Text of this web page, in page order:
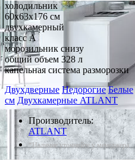
холодильник
60x63x176 см
двухкамерный
класс A
морозильник снизу
общий объем 328 л
капельная система разморозки
Двухдверные Недорогие Белые
см Двухкамерные ATLANT
Производитель:
ATLANT
*Наличие уточняйте у менеджера